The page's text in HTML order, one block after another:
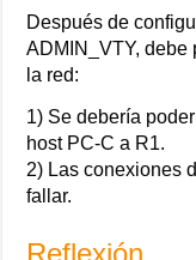
Después de
ADMIN_VTY, debe
la red:
1) Se debería
host PC-C a R1.
2) Las conexiones
fallar.
Reflexión